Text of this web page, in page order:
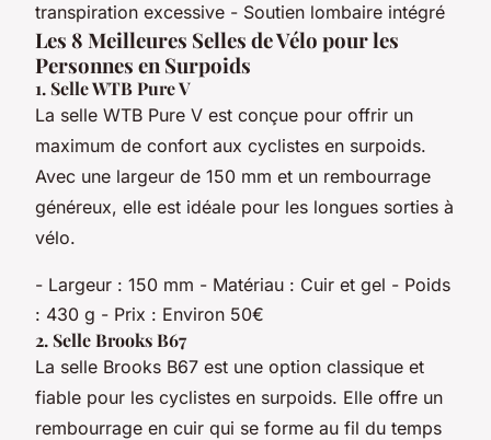
transpiration excessive - Soutien lombaire intégré
Les 8 Meilleures Selles de Vélo pour les
Personnes en Surpoids
1. Selle WTB Pure V
La selle WTB Pure V est conçue pour offrir un
maximum de confort aux cyclistes en surpoids.
Avec une largeur de 150 mm et un rembourrage
généreux, elle est idéale pour les longues sorties à
vélo.
- Largeur : 150 mm - Matériau : Cuir et gel - Poids
: 430 g - Prix : Environ 50€
2. Selle Brooks B67
La selle Brooks B67 est une option classique et
fiable pour les cyclistes en surpoids. Elle offre un
rembourrage en cuir qui se forme au fil du temps